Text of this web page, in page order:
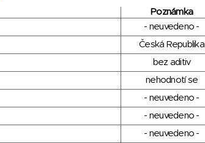
Poznámka
- neuvedeno -
Česká Republika
bez aditiv
nehodnotí se
- neuvedeno -
- neuvedeno -
- neuvedeno -